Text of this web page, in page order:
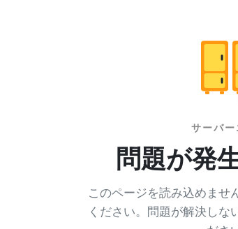
サーバー
問題が発
このページを読み込めませ
ください。問題が解決しな